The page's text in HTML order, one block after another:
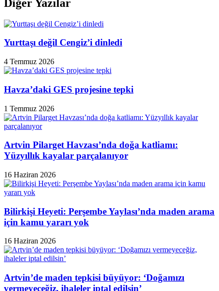
Diğer Yazılar
Yurttaşı değil Cengiz’i dinledi
4 Temmuz 2026
Havza’daki GES projesine tepki
1 Temmuz 2026
Artvin Pilarget Havzası’nda doğa katliamı:
Yüzyıllık kayalar parçalanıyor
16 Haziran 2026
Bilirkişi Heyeti: Perşembe Yaylası’nda maden arama
için kamu yararı yok
16 Haziran 2026
Artvin’de maden tepkisi büyüyor: ‘Doğamızı
vermeyeceğiz, ihaleler iptal edilsin’